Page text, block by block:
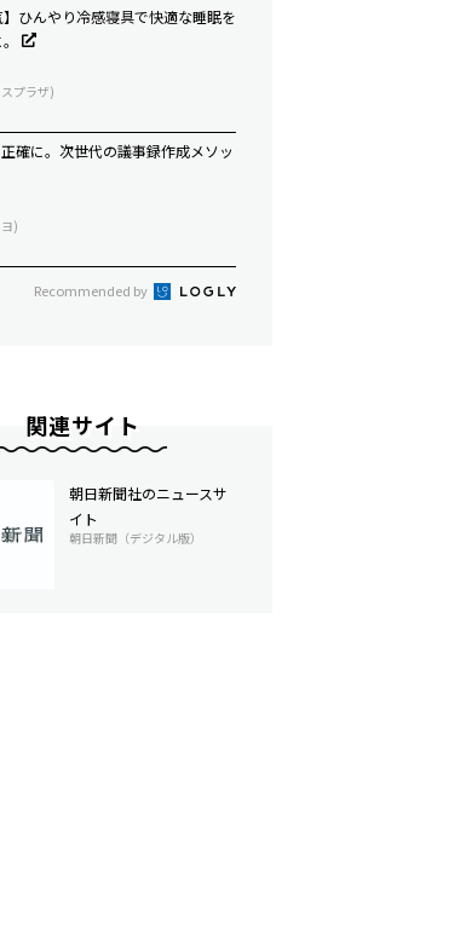
】ひんやり冷感寝具で快適な睡眠を
プラザ)
確に。次世代の議事録作成メソッ
)
Recommended by
関連サイト
朝日新聞社のニュースサ
イト
朝日新聞（デジタル版）